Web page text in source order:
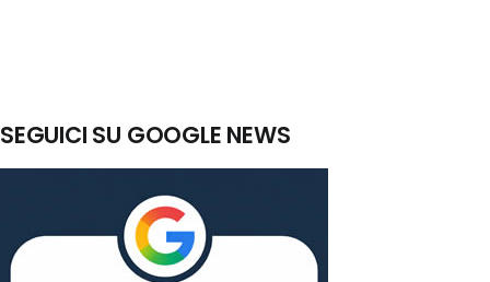
SEGUICI SU GOOGLE NEWS